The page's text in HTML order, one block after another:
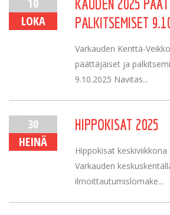
10
LOKA
KAUDEN 2025
PALKITSEMISET
Varkauden Kenttä-
päättäjäiset ja
9.10.2025 Navitas...
30
HEINÄ
HIPPOKISAT 2025
Hippokisat
Varkauden
ilmoittautumislomake...